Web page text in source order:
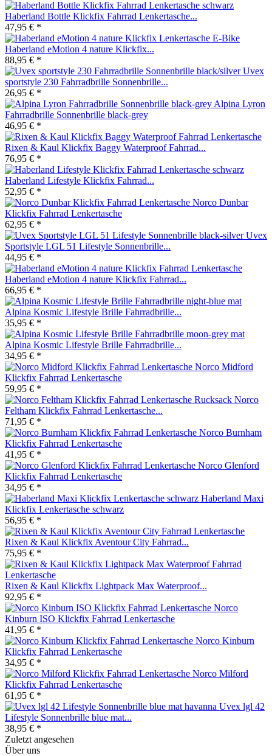
Haberland Bottle Klickfix Fahrrad Lenkertasche...
47,95 € *
Haberland eMotion 4 nature Klickfix...
88,95 € *
Uvex
sportstyle 230 Fahrradbrille Sonnenbrille...
26,95 € *
Alpina Lyron
Fahrradbrille Sonnenbrille black-grey
46,95 € *
Rixen & Kaul Klickfix Baggy Waterproof Fahrrad...
76,95 € *
Haberland Lifestyle Klickfix Fahrrad...
52,95 € *
Norco Dunbar
Klickfix Fahrrad Lenkertasche
62,95 € *
Uvex
Sportstyle LGL 51 Lifestyle Sonnenbrille...
44,95 € *
Haberland eMotion 4 nature Klickfix Fahrrad...
66,95 € *
Alpina Kosmic Lifestyle Brille Fahrradbrille...
35,95 € *
Alpina Kosmic Lifestyle Brille Fahrradbrille...
34,95 € *
Norco Midford
Klickfix Fahrrad Lenkertasche
59,95 € *
Norco
Feltham Klickfix Fahrrad Lenkertasche...
71,95 € *
Norco Burnham
Klickfix Fahrrad Lenkertasche
41,95 € *
Norco Glenford
Klickfix Fahrrad Lenkertasche
34,95 € *
Haberland Maxi
Klickfix Lenkertasche schwarz
56,95 € *
Rixen & Kaul Klickfix Aventour City Fahrrad...
75,95 € *
Rixen & Kaul Klickfix Lightpack Max Waterproof...
92,95 € *
Norco
Kinburn ISO Klickfix Fahrrad Lenkertasche
41,95 € *
Norco Kinburn
Klickfix Fahrrad Lenkertasche
34,95 € *
Norco Milford
Klickfix Fahrrad Lenkertasche
61,95 € *
Uvex lgl 42
Lifestyle Sonnenbrille blue mat...
38,95 € *
Zuletzt angesehen
Über uns